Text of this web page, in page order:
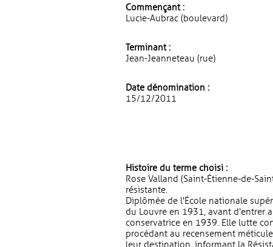
Commençant :
Lucie-Aubrac (boulevard)
Terminant :
Jean-Jeanneteau (rue)
Date dénomination :
15/12/2011
Histoire du terme choisi :
Rose Valland (Saint-Étienne-de-
résistante.
Diplômée de l'École nationale
du Louvre en 1931, avant d'entrer
conservatrice en 1939. Elle lutte
procédant au recensement
leur destination, informant la